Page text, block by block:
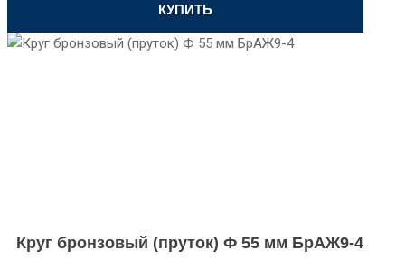
КУПИТЬ
Круг бронзовый (пруток) Ф 55 мм БрАЖ9-4